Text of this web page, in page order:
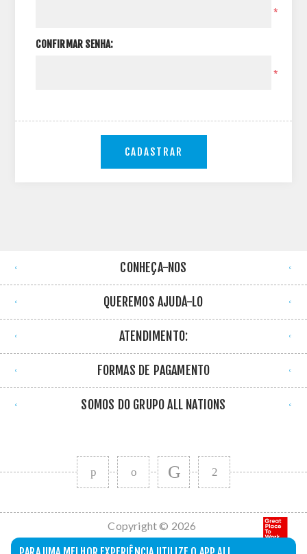
*
CONFIRMAR SENHA:
*
CADASTRAR
CONHEÇA-NOS
QUEREMOS AJUDÁ-LO
ATENDIMENTO:
FORMAS DE PAGAMENTO
SOMOS DO GRUPO ALL NATIONS
Copyright © 2026
All Nations. Todos